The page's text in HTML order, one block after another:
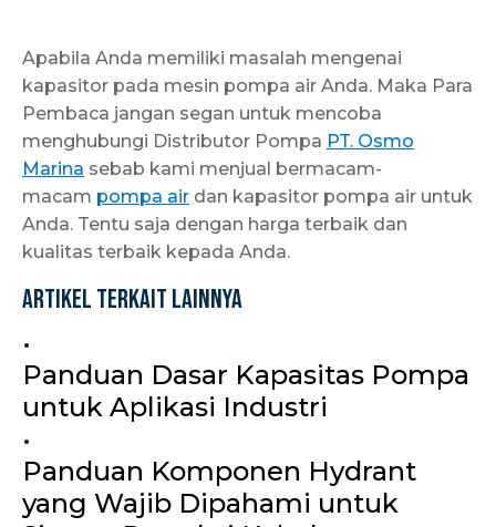
Apabila Anda memiliki masalah mengenai
kapasitor pada mesin pompa air Anda. Maka Para
Pembaca jangan segan untuk mencoba
menghubungi Distributor Pompa PT. Osmo
Marina sebab kami menjual bermacam-
macam pompa air dan kapasitor pompa air untuk
Anda. Tentu saja dengan harga terbaik dan
kualitas terbaik kepada Anda.
Artikel Terkait Lainnya
•
Panduan Dasar Kapasitas Pompa
untuk Aplikasi Industri
•
Panduan Komponen Hydrant
yang Wajib Dipahami untuk